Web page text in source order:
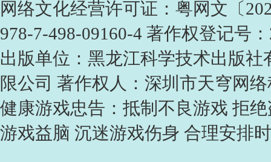
网络文化经营许可证：粤网文〔
978-7-498-09160-4 著作权登记号
出版单位：黑龙江科学技术出版
限公司 著作权人：深圳市天穹网
健康游戏忠告：抵制不良游戏 拒
游戏益脑 沉迷游戏伤身 合理安排